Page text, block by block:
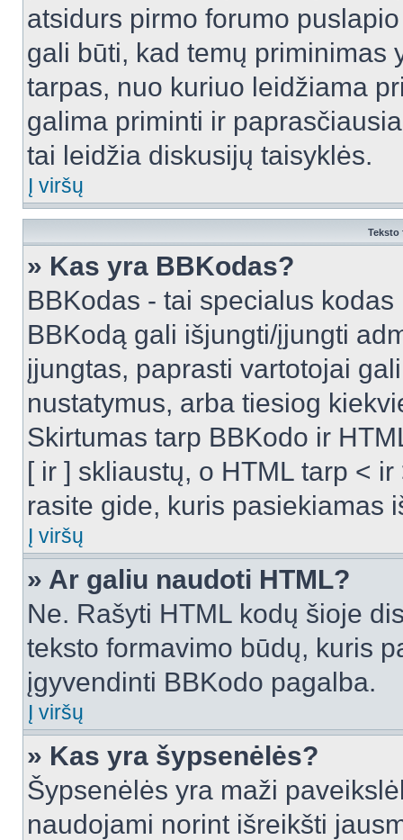
atsidurs pirmo forumo
gali būti, kad temų priminimas
tarpas, nuo kuriuo leidžiama
galima priminti ir
tai leidžia diskusijų taisyklės.
Į viršų
Teksto
» Kas yra BBKodas?
BBKodas - tai specialus
BBKodą gali išjungti/įjungti
įjungtas, paprasti vartotojai
nustatymus, arba tiesiog
Skirtumas tarp BBKodo ir
[ ir ] skliaustų, o HTML tarp <
rasite gide, kuris pasiekiamas
Į viršų
» Ar galiu naudoti HTML?
Ne. Rašyti HTML kodų šioje
teksto formavimo būdų, kuris
įgyvendinti BBKodo pagalba.
Į viršų
» Kas yra šypsenėlės?
Šypsenėlės yra maži
naudojami norint išreikšti